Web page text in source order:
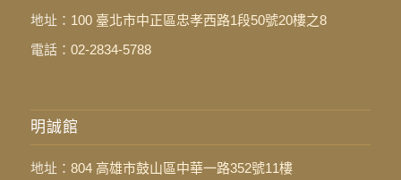
地址： 100 臺北市中正區忠孝西路1段50號20樓之8
電話： 02-2834-5788
明誠館
地址： 804 高雄市鼓山區中華一路352號11樓